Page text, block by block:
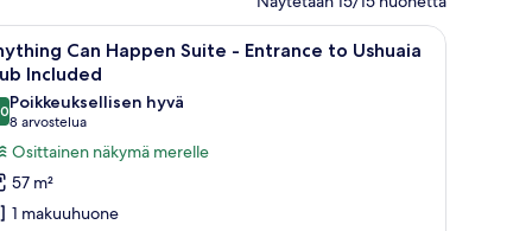
tuoli, pieni pöytä ja suuret ikkunat, joista avautuu näkymä kaupunkiin.
Hotellihuone, jossa on sänky, työpöytä ja
8
Can Happen Suite - Entrance to Ushuaia
Included
kautta 10
Poikkeuksellisen hyvä
8 arvostelua
(8
arvostelua)
Osittainen näkymä merelle
57 m²
1 makuuhuone